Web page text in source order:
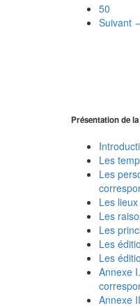
50
Suivant
Présentation de
Les
Les
Les
Les
Les
Les
Les
Annexe
Annexe